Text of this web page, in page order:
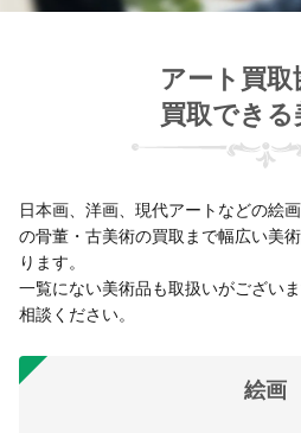
アート買
買取でき
日本画、洋画、現代アートなどの絵
の骨董・古美術の買取まで幅広い美
ります。
一覧にない美術品も取扱いがござい
相談ください。
絵画